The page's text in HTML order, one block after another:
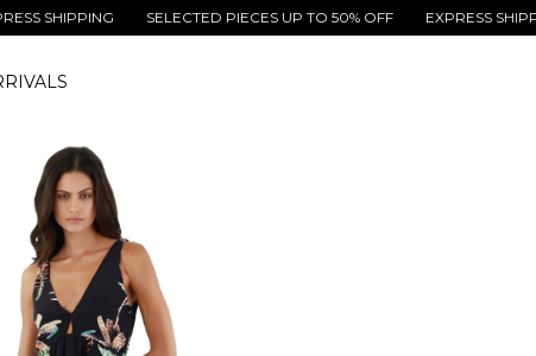
SELECTED PIECES UP TO 50% OFF EXPRESS SHIPPING